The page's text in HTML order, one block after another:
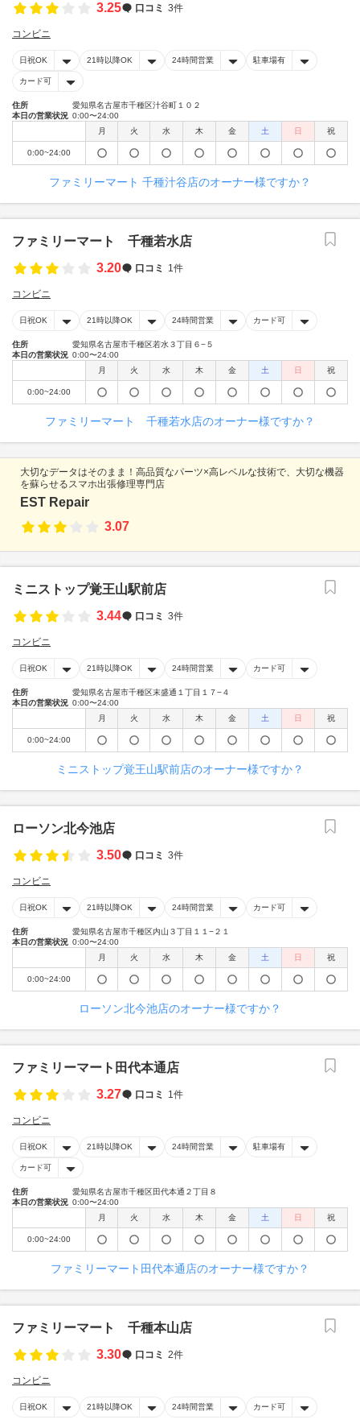
3.25
口コミ 3件
コンビニ
日祝OK 21時以降OK 24時間営業 駐車場有
カード可
住所
愛知県名古屋市千種区汁谷町１０２
本日の営業状況 0:00〜24:00
月
火 水 木 金 土 日 祝
0:00~24:00
ファミリーマート 千種汁谷店のオーナー様ですか？
ファミリーマート 千種若水店
3.20
口コミ 1件
コンビニ
日祝OK 21時以降OK 24時間営業 カード可
住所
愛知県名古屋市千種区若水３丁目６−５
本日の営業状況 0:00〜24:00
月
火 水 木 金 土 日 祝
0:00~24:00
ファミリーマート 千種若水店のオーナー様ですか？
大切なデータはそのまま！高品質なパーツ×高レベルな技術で、大切な機器
を蘇らせるスマホ出張修理専門店
EST Repair
3.07
ミニストップ覚王山駅前店
3.44
口コミ 3件
コンビニ
日祝OK 21時以降OK 24時間営業 カード可
住所
愛知県名古屋市千種区末盛通１丁目１７−４
本日の営業状況 0:00〜24:00
月
火 水 木 金 土 日 祝
0:00~24:00
ミニストップ覚王山駅前店のオーナー様ですか？
ローソン北今池店
3.50
口コミ 3件
コンビニ
日祝OK 21時以降OK 24時間営業 カード可
住所
愛知県名古屋市千種区内山３丁目１１−２１
本日の営業状況 0:00〜24:00
月
火 水 木 金 土 日 祝
0:00~24:00
ローソン北今池店のオーナー様ですか？
ファミリーマート田代本通店
3.27
口コミ 1件
コンビニ
日祝OK 21時以降OK 24時間営業 駐車場有
カード可
住所
愛知県名古屋市千種区田代本通２丁目８
本日の営業状況 0:00〜24:00
月
火 水 木 金 土 日 祝
0:00~24:00
ファミリーマート田代本通店のオーナー様ですか？
ファミリーマート 千種本山店
3.30
口コミ 2件
コンビニ
日祝OK 21時以降OK 24時間営業 カード可